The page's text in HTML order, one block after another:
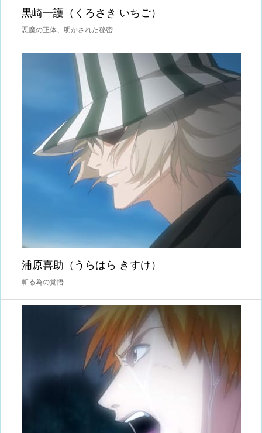
黒崎一護（くろさき いちご）
悪魔の正体、明かされた秘密
浦原喜助（うらはら きすけ）
斬る為の覚悟